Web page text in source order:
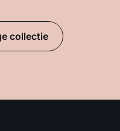
collectie